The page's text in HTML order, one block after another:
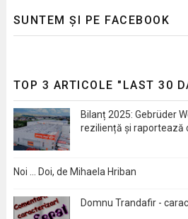
SUNTEM ȘI PE FACEBOOK
TOP 3 ARTICOLE "LAST 30
Bilanț 2025: Gebrüder
reziliență și raportează
Noi … Doi, de Mihaela Hriban
Domnu Trandafir -